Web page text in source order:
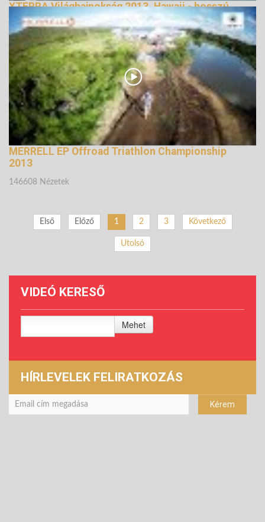
XTERRA Világbajnokság 2013, Hawaii - hosszú
verzió
168397 Nézetek
MERRELL EP Offroad Triathlon Championship
2013
146608 Nézetek
Első Előző 1 2 3 Következő
Utolsó
VIDEÓ KERESŐ
Mehet
HÍRLEVELEK FELIRATKOZÁS